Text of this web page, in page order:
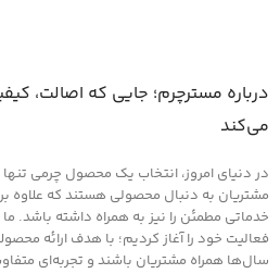
درباره مسترچرم؛ جایی که اصالت،
می‌کند
در دنیای امروز، انتخاب یک محصول چرمی
مشتریان به دنبال محصولی هستند که علاوه
خدماتی مطمئن را نیز به همراه داشته باشد.
فعالیت خود را آغاز کردیم؛ با هدف ارائه
سال‌ها همراه مشتریان باشند و تجربه‌ای